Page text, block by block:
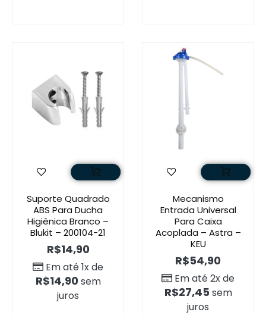
Suporte Quadrado
ABS Para Ducha
Higiênica Branco –
Blukit – 200104-21
R$14,90
Em até 1x de
R$14,90 sem
juros
Mecanismo
Entrada Universal
Para Caixa
Acoplada – Astra –
KEU
R$54,90
Em até 2x de
R$27,45 sem
juros